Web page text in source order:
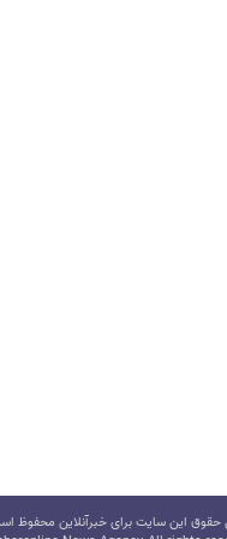
حقوق این سایت برای خبرآنلاین محفوظ